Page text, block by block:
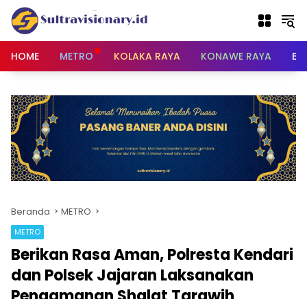
Langsung
konten
HOME
METRO KOLAKA RAYA KONAWE RAYA
Beranda METRO
METRO
Berikan Rasa Aman, Polresta Kendari
dan Polsek Jajaran Laksanakan